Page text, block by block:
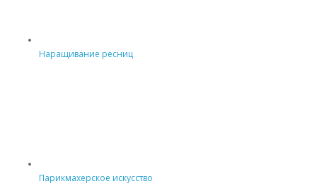
Наращивание ресниц
Парикмахерское искусство